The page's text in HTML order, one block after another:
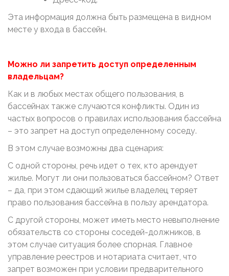
Эта информация должна быть размещена в видном
месте у входа в бассейн.
Можно ли запретить доступ определенным
владельцам?
Как и в любых местах общего пользования, в
бассейнах также случаются конфликты. Один из
частых вопросов о правилах использования бассейна
– это запрет на доступ определенному соседу.
В этом случае возможны два сценария:
С одной стороны, речь идет о тех, кто арендует
жилье. Могут ли они пользоваться бассейном? Ответ
– да, при этом сдающий жилье владелец теряет
право пользования бассейна в пользу арендатора.
С другой стороны, может иметь место невыполнение
обязательств со стороны соседей-должников, в
этом случае ситуация более спорная. Главное
управление реестров и нотариата считает, что
запрет возможен при условии предварительного